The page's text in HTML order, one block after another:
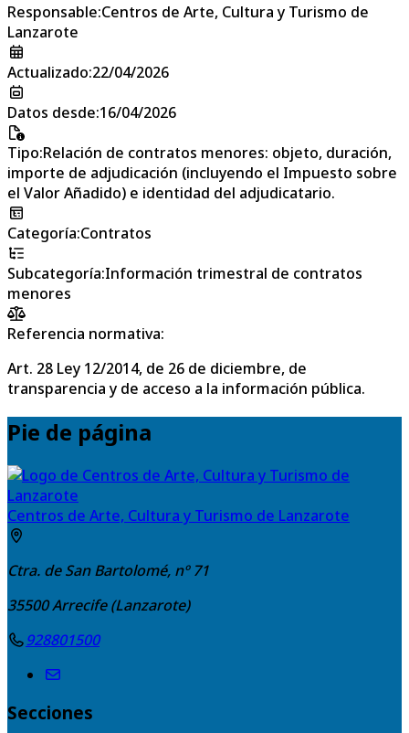
Responsable:Centros de Arte, Cultura y Turismo de
Lanzarote
Actualizado:22/04/2026
Datos desde:16/04/2026
Tipo:Relación de contratos menores: objeto, duración,
importe de adjudicación (incluyendo el Impuesto sobre
el Valor Añadido) e identidad del adjudicatario.
Categoría:Contratos
Subcategoría:Información trimestral de contratos
menores
Referencia normativa:
Art. 28 Ley 12/2014, de 26 de diciembre, de
transparencia y de acceso a la información pública.
Pie de página
Centros de Arte, Cultura y Turismo de Lanzarote
Ctra. de San Bartolomé, nº 71
35500Arrecife (Lanzarote)
928801500
Secciones